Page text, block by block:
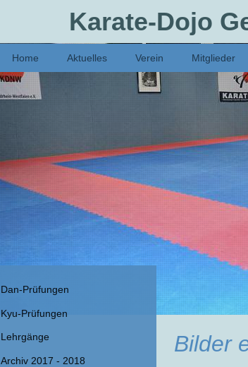
Karate-Dojo
Home Aktuelles Verein Mitglieder
Bilder
Dan-Prüfungen
Kyu-Prüfungen
Lehrgänge
Archiv 2017 - 2018